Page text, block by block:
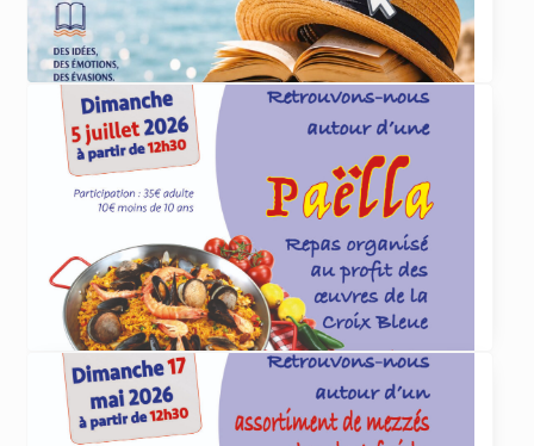
ACTUALITÉS
4 juin 2026
Et cet été, que lirez-vous
... lire plus
ACTUALITÉS
4 juin 2026